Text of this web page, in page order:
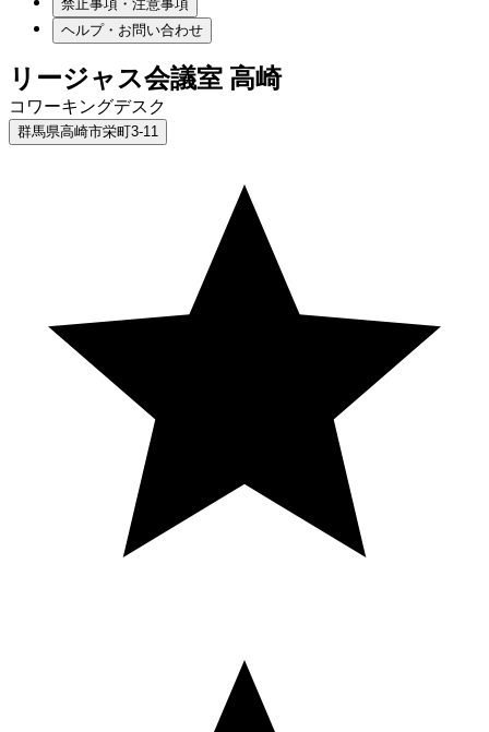
禁止事項・注意事項
ヘルプ・お問い合わせ
リージャス会議室 高崎
コワーキングデスク
群馬県高崎市栄町3-11